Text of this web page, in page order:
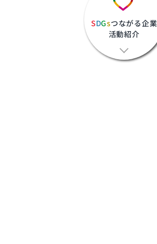
SDGsつながる企業
活動紹介